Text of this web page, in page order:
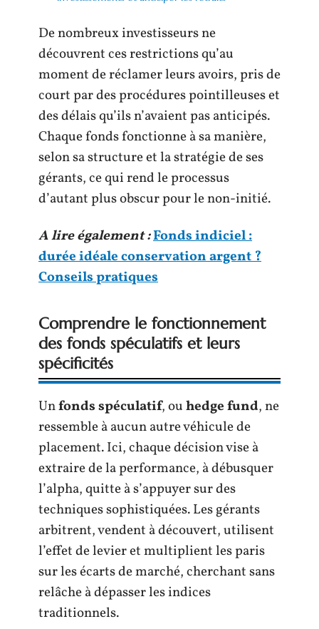
De nombreux investisseurs ne
découvrent ces restrictions qu’au
moment de réclamer leurs avoirs, pris de
court par des procédures pointilleuses et
des délais qu’ils n’avaient pas anticipés.
Chaque fonds fonctionne à sa manière,
selon sa structure et la stratégie de ses
gérants, ce qui rend le processus
d’autant plus obscur pour le non-initié.
A lire également :Fonds indiciel :
durée idéale conservation argent ?
Conseils pratiques
Comprendre le fonctionnement
des fonds spéculatifs et leurs
spécificités
Unfonds spéculatif, ouhedge fund, ne
ressemble à aucun autre véhicule de
placement. Ici, chaque décision vise à
extraire de la performance, à débusquer
l’alpha, quitte à s’appuyer sur des
techniques sophistiquées. Les gérants
arbitrent, vendent à découvert, utilisent
l’effet de levier et multiplient les paris
sur les écarts de marché, cherchant sans
relâche à dépasser les indices
traditionnels.